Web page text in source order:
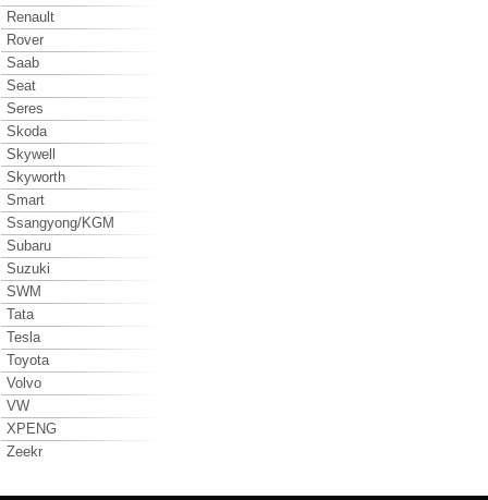
Renault
Rover
Saab
Seat
Seres
Skoda
Skywell
Skyworth
Smart
Ssangyong/KGM
Subaru
Suzuki
SWM
Tata
Tesla
Toyota
Volvo
VW
XPENG
Zeekr